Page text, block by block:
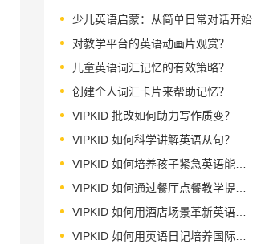
少儿英语启蒙：从简单日常对话开始
对教学平台的英语动画片观赏？
儿童英语词汇记忆的有效策略？
创建个人词汇卡片来帮助记忆？
VIPKID 批改如何助力写作质变？
VIPKID 如何科学讲解英语从句？
VIPKID 如何培养孩子紧急英语能力？
VIPKID 如何通过餐厅点餐教学提升少儿英语应用能力？
VIPKID 如何用酒店场景革新英语教学？
VIPKID 如何用英语日记培养国际化人才？